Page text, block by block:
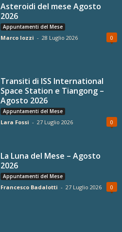
Asteroidi del mese Agosto
2026
Appuntamenti del Mese
Marco Iozzi - 28 Luglio 2026 0
Transiti di ISS International
Space Station e Tiangong –
Agosto 2026
Appuntamenti del Mese
Lara Fossi - 27 Luglio 2026 0
La Luna del Mese – Agosto
2026
Appuntamenti del Mese
Francesco Badalotti - 27 Luglio 2026 0